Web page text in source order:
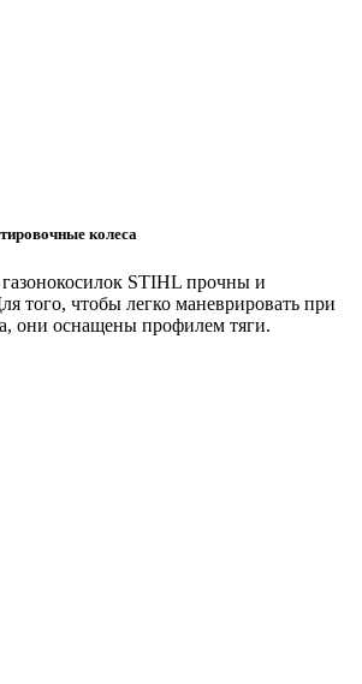
колеса
газонокосилок STIHL прочны и
того, чтобы легко маневрировать при
они оснащены профилем тяги.